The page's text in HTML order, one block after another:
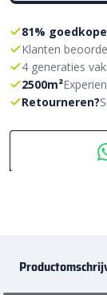
81%
Klanten
4 generaties
2500m²
Retourneren?